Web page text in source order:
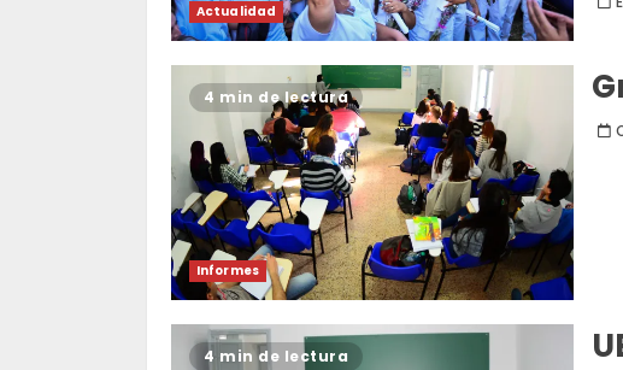
Actualidad
4 min de lectura
Informes
4 min de lectura